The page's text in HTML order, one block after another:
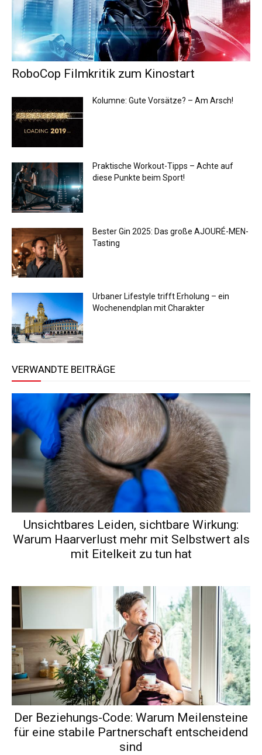
RoboCop Filmkritik zum Kinostart
Kolumne: Gute Vorsätze? – Am Arsch!
Praktische Workout-Tipps – Achte auf
diese Punkte beim Sport!
Bester Gin 2025: Das große AJOURÉ-MEN-
Tasting
Urbaner Lifestyle trifft Erholung – ein
Wochenendplan mit Charakter
VERWANDTE BEITRÄGE
Unsichtbares Leiden, sichtbare Wirkung:
Warum Haarverlust mehr mit Selbstwert als
mit Eitelkeit zu tun hat
Der Beziehungs-Code: Warum Meilensteine
für eine stabile Partnerschaft entscheidend
sind